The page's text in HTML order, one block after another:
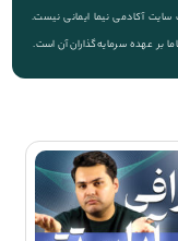
سایت آکادمی نیما ایمانی نیست.
بر عهده سرمایه‌گذاران آن است.